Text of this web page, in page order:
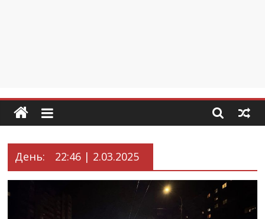
День: 22:46 | 2.03.2025